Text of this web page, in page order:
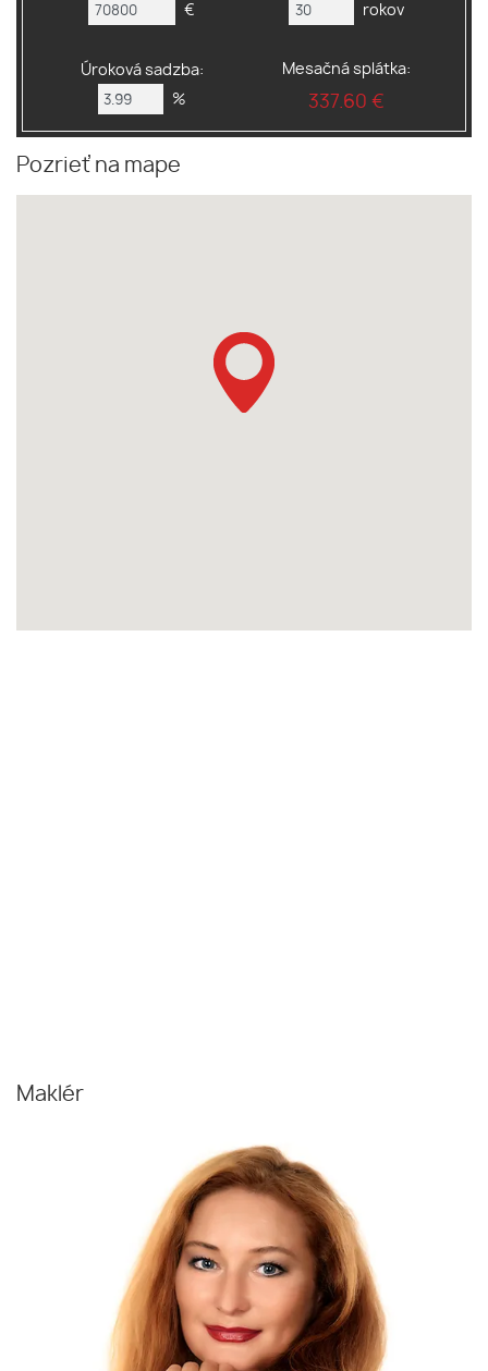
€
rokov
Úroková sadzba:
%
Mesačná splátka:
337.60 €
Pozrieť na mape
Maklér